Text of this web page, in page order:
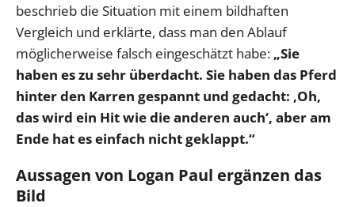
beschrieb die Situation mit einem bildhaften
Vergleich und erklärte, dass man den Ablauf
möglicherweise falsch eingeschätzt habe: „Sie
haben es zu sehr überdacht. Sie haben das Pferd
hinter den Karren gespannt und gedacht: ‚Oh,
das wird ein Hit wie die anderen auch‘, aber am
Ende hat es einfach nicht geklappt.“
Aussagen von Logan Paul ergänzen das
Bild